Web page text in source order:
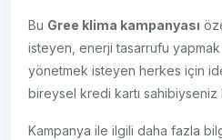
Bu Gree klima kampanyası
isteyen, enerji tasarrufu yapmak
yönetmek isteyen herkes için
bireysel kredi kartı sahibiyseniz
Kampanya ile ilgili daha fazla